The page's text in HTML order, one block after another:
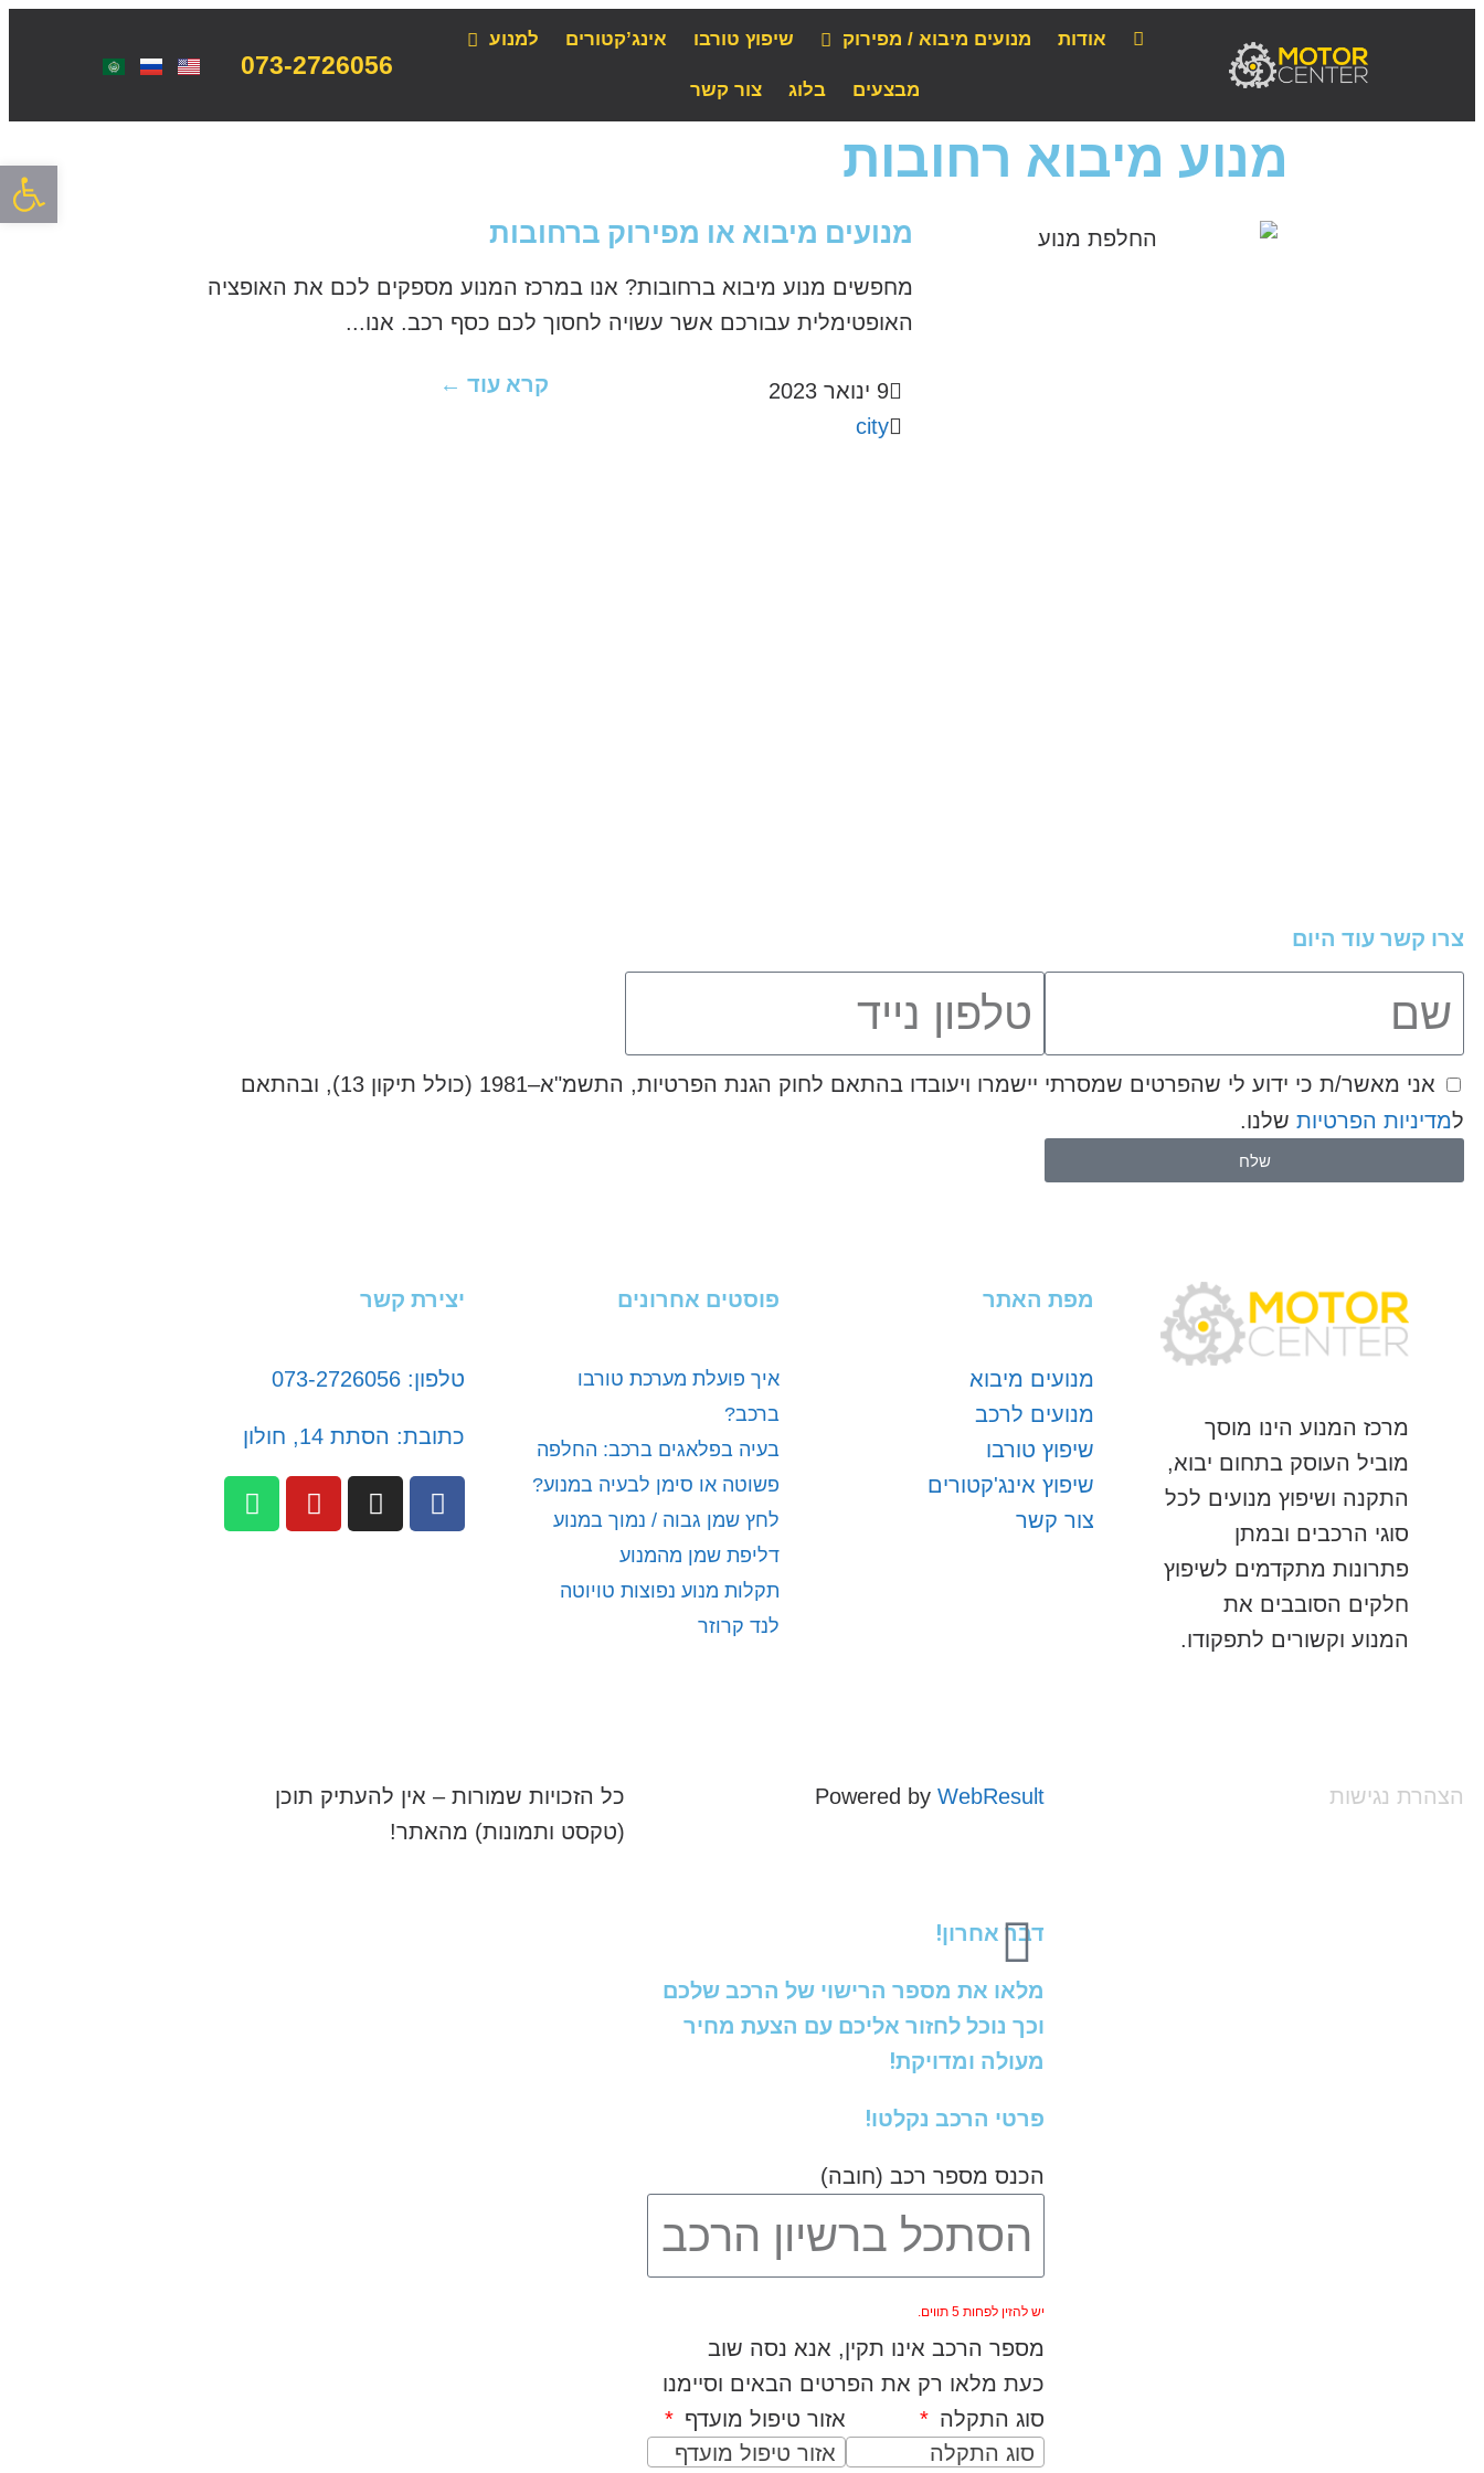
פתח
אודות מנועים מיבוא / מפירוק שיפוץ טורבו אינג’קטורים למנוע
מבצעים בלוג צור קשר
073-2726056
מנוע מיבוא רחובות
מנועים מיבוא או מפירוק ברחובות
מחפשים מנוע מיבוא ברחובות? אנו במרכז המנוע מספקים לכם את האופציה
האופטימלית עבורכם אשר עשויה לחסוך לכם כסף רכב. אנו...
9 ינואר 2023
city
קרא עוד ←
צרו קשר עוד היום
אני מאשר/ת כי ידוע לי שהפרטים שמסרתי יישמרו ויעובדו בהתאם לחוק הגנת הפרטיות, התשמ"א–1981 (כולל תיקון 13), ובהתאם
למדיניות הפרטיות שלנו.
שלח
מרכז המנוע הינו מוסך
מוביל העוסק בתחום יבוא,
התקנה ושיפוץ מנועים לכל
סוגי הרכבים ובמתן
פתרונות מתקדמים לשיפוץ
חלקים הסובבים את
המנוע וקשורים לתפקודו.
מפת האתר
מנועים מיבוא
מנועים לרכב
שיפוץ טורבו
שיפוץ אינג'קטורים
צור קשר
פוסטים אחרונים
איך פועלת מערכת טורבו
ברכב?
בעיה בפלאגים ברכב: החלפה
פשוטה או סימן לבעיה במנוע?
לחץ שמן גבוה / נמוך במנוע
דליפת שמן מהמנוע
תקלות מנוע נפוצות טויוטה
לנד קרוזר
יצירת קשר
טלפון: 073-2726056
כתובת: הסתת 14, חולון
הצהרת נגישות Powered byWebResult
כל הזכויות שמורות – אין להעתיק תוכן
(טקסט ותמונות) מהאתר!
דבר אחרון!
מלאו את מספר הרישוי של הרכב שלכם
וכך נוכל לחזור אליכם עם הצעת מחיר
מעולה ומדויקת!
פרטי הרכב נקלטו!
הכנס מספר רכב (חובה)
יש להזין לפחות 5 תווים.
מספר הרכב אינו תקין, אנא נסה שוב
כעת מלאו רק את הפרטים הבאים וסיימנו
סוג התקלה
סוג התקלה
אזור טיפול מועדף
אזור טיפול מועדף